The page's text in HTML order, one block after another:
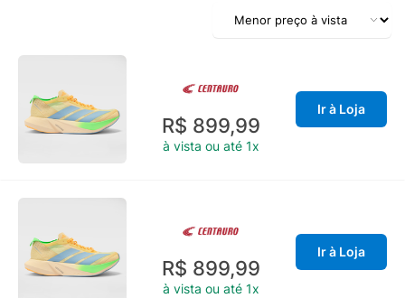
R$ 899,99
à vista ou até 1x
Ir à Loja
R$ 899,99
à vista ou até 1x
Ir à Loja